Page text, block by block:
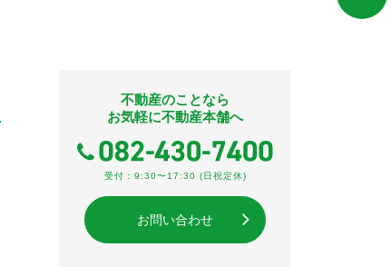
不動産のことなら
お気軽に不動産本舗へ
受付：9:30〜17:30 (日祝定休)
お問い合わせ